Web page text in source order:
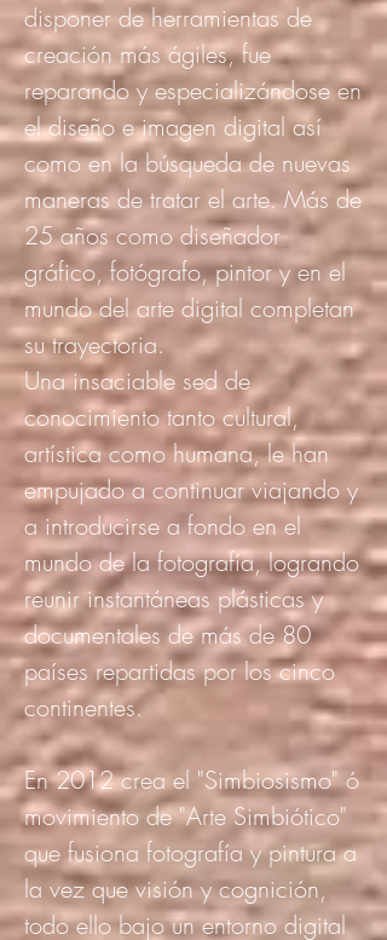
disponer de herramientas de
creación más ágiles, fue
reparando y especializándose en
el diseño e imagen digital así
como en la búsqueda de nuevas
maneras de tratar el arte. Más de
25 años como diseñador
gráfico, fotógrafo, pintor y en el
mundo del arte digital completan
su trayectoria.
Una insaciable sed de
conocimiento tanto cultural,
artística como humana, le han
empujado a continuar viajando y
a introducirse a fondo en el
mundo de la fotografía, logrando
reunir instantáneas plásticas y
documentales de más de 80
países repartidas por los cinco
continentes.
En 2012 crea el "Simbiosismo" ó
movimiento de "Arte Simbiótico"
que fusiona fotografía y pintura a
la vez que visión y cognición,
todo ello bajo un entorno digital